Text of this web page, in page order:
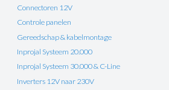
Connectoren 12V
Controle panelen
Gereedschap & kabelmontage
Inprojal Systeem 20.000
Inprojal Systeem 30.000 & C-Line
Inverters 12V naar 230V